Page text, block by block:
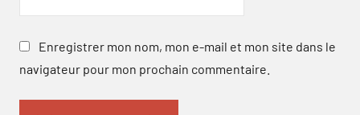
Enregistrer mon nom, mon e-mail et mon site dans le
navigateur pour mon prochain commentaire.